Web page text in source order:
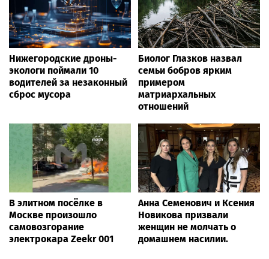
Нижегородские дроны-
экологи поймали 10
водителей за незаконный
сброс мусора
Биолог Глазков назвал
семьи бобров ярким
примером
матриархальных
отношений
В элитном посёлке в
Москве произошло
самовозгорание
электрокара Zeekr 001
Анна Семенович и Ксения
Новикова призвали
женщин не молчать о
домашнем насилии.